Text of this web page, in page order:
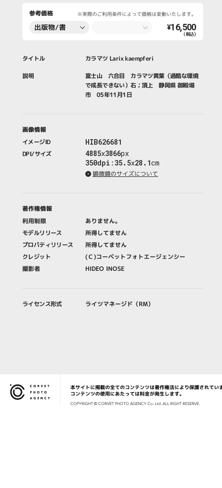
参考価格 ※実際のご利用条件によって価格は変動いたします。
出版物/書
¥16,500
（税込）
タイトル カラマツ Larix kaempferi
説明
富士山 六合目 カラマツ黄葉（過酷な環境
で成長できない）右；頂上 静岡県 御殿場
市 05年11月1日
画像情報
イメージID
HIB626681
DPI/サイズ 4885x3866px
350dpi : 35.5x28.1cm
顕微鏡のサイズについて
著作権情報
利用制限
ありません。
モデルリリース
所得してません
プロパティリリース
所得してません
クレジット
(Ｃ)コーベットフォトエージェンシー
撮影者
HIDEO INOSE
ライセンス形式 ライツマネージド（RM）
Corvet Photo Agency
本サイトに掲載の全てのコンテンツは著作権法により保護されてい
コンテンツの使用にあたっては料金が発生します。